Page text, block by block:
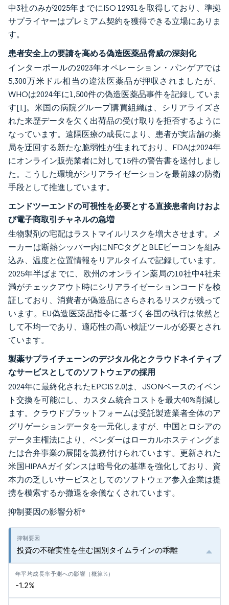
中3社のみが2025年までにISO 12931を取得しており、準拠
サプライヤーはプレミアム契約を獲得できる立場にありま
す。
患者安全上の要請を高める偽造医薬品脅威の深刻化
インターポールの2023年オペレーション・パンゲアでは
5,300万米ドル相当の違法医薬品が押収されましたが、
WHOは2024年に1,500件の偽造医薬品事件を記録していま
す[1]。米国の病院グループ購買組織は、シリアライズさ
れた来歴データを欠く出荷品の受け取りを拒否するように
なっています。遠隔医療の成長により、患者が実店舗の薬
局を迂回する新たな脆弱性が生まれており、FDAは2024年
にオンライン販売業者に対して15件の警告書を送付しまし
た。こうした環境がシリアライゼーションを最前線の防衛
手段として推進しています。
エンドツーエンドの可視性を必要とする直接患者向けおよ
び電子商取引チャネルの急増
生物製剤の宅配はラストマイルリスクを増大させます。メ
ーカーは断熱シッパー内にNFCタグとBLEビーコンを組み
込み、温度と位置情報をリアルタイムで記録しています。
2025年半ばまでに、欧州のオンライン薬局の10社中4社未
満がチェックアウト時にシリアライゼーションコードを検
証しており、消費者が偽造品にさらされるリスクが残って
います。EU偽造医薬品指令に基づく各国の執行は依然と
して不均一であり、適応性の高い検証ツールが必要とされ
ています。
製薬サプライチェーンのデジタル化とクラウドネイティブ
なサービスとしてのソフトウェアの採用
2024年に最終化されたEPCIS 2.0は、JSONベースのイベン
ト交換を可能にし、カスタム統合コストを最大40%削減し
ます。クラウドプラットフォームは受託製造業者全体のア
グリゲーションデータを一元化しますが、中国とロシアの
データ主権法により、ベンダーはローカルホスティングま
たは合弁事業の展開を義務付けられています。更新された
米国HIPAAガイダンスは暗号化の基準を強化しており、資
本力の乏しいサービスとしてのソフトウェア参入企業は提
携を模索するか撤退を余儀なくされています。
抑制要因の影響分析*
投資の不確実性を生む国別タイムラインの乖離
-1.2%